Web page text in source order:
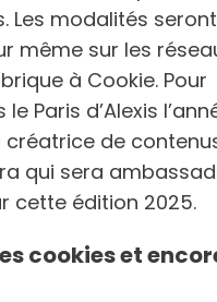
Les modalités seront
même sur les
à Cookie. Pour
Paris d’Alexis
créatrice de
qui sera
cette édition 2025.
cookies et